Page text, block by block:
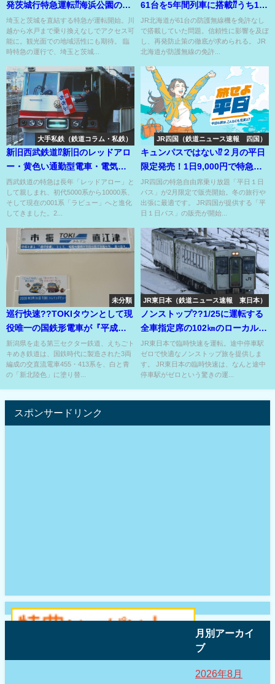
発茨城行特急運転⁇海浜公園の花
の見頃は来月以降なのに⁇
埼玉と茨城を直結する特急が運転開始。川
越から水戸まで乗り換えなしでアクセス可
能に。観光面での地域活性にも期待。 臨
時特急の運行で、埼玉と茨城...
61台を5年間列車に搭載⁇うち1台
は免許失効後再登載⁇
JR北海道が61台の防護無線機を免許なし
で搭載していた問題。信頼性に影響を及ぼ
し、再発防止策の徹底が求められる。 JR
北海道が防護無線の免許...
大手私鉄（鉄道コラム・私鉄）
新旧西武鉄道⁉新旧のレッドアロ
ー・黄色い通勤型電車・電気機
関車と貨物列車⁉
西武鉄道の特急は長年「レッドアロー」と
して親しまれ、初代5000系から10000系、
そして現在の001系「ラビュー」へと進化
してきました。2...
JR四国（鉄道ニュース速報 四国）
キュンパスではない⁉２月の平日
限定発売！1日9,000円で特急自
由席が乗り放題??
JR四国の特急自由席乗り放題「平日１日
パス」が2月限定で販売開始。冬の旅行や
出張に最適です。 JR四国が提供する「平
日１日パス」の販売が開始...
未分類
巡行快速??TOKIタウンとして現
役唯一の国鉄形電車が『平成の
色』に復活??
新潟県を走る第三セクター鉄道、えちごト
キめき鉄道は、国鉄時代に製造された3両
編成の交直流電車455・413系を、白と青
の「新北陸色」に塗り替...
JR東日本（鉄道ニュース速報 東日本）
ノンストップ??1/25に運転する
全車指定席の102㎞のローカル線
の臨時快速??
JR東日本で臨時快速を運転。途中停車駅
ゼロで快適なノンストップ旅を提供しま
す。 JR東日本の臨時快速は、なんと途中
停車駅がゼロという驚きの運...
スポンサードリンク
月別アーカイ
ブ
2026年8月